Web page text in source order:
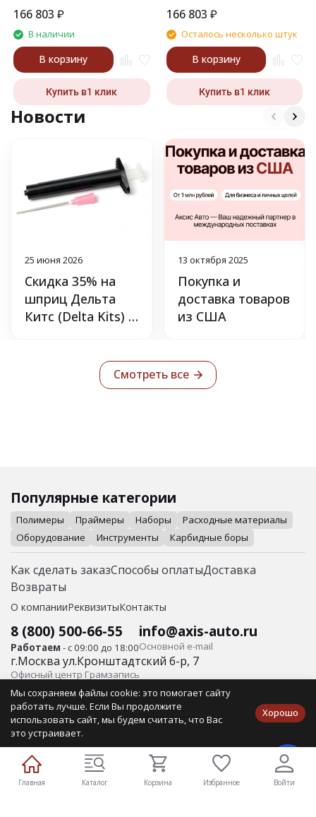
166 803 ₽
В наличии
В корзину
Купить в1 клик
166 803 ₽
Осталось несколько штук
В корзину
Купить в1 клик
Новости
25 июня 2026
Скидка 35% на
шприц Дельта
Китс (Delta Kits) с
13 октября 2025
Покупка и
доставка товаров
из США
Смотреть все
Главная Каталог Корзина Избранное Войти
Популярные категории
Полимеры Праймеры Наборы
Расходные материалы
Оборудование
Инструменты Карбидные боры
Как сделать заказСпособы оплатыДоставка
Возвраты
О компанииРеквизитыКонтакты
8 (800) 500-66-55
Работаем - с 09:00 до 18:00
info@axis-auto.ru
Основной е-mail
г.Москва ул.Кронштадтский б-р, 7
Офисный центр Грамзапись
© Axis-Auto Все права защищены.
ИП Айбабин О.В. ИНН 410105662016 Юр/адрес: 683031, г.
Петропавловск-Камчатский, ул. Ломоносова, д.4, кв. 33
Публичная офертаПолитика конфиденциальности
Мы сохраняем файлы cookie: это помогает сайту
работать лучше. Если Вы продолжите
использовать сайт, мы будем считать, что Вас
это устраивает.
Хорошо